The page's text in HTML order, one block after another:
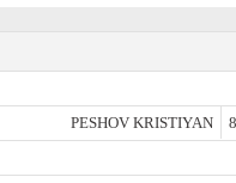
PESHOV KRISTIYAN